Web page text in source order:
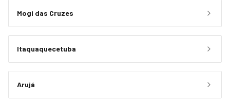
Mogi das Cruzes
Itaquaquecetuba
Arujá